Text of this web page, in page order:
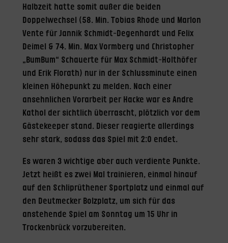
Halbzeit hatte somit außer die beiden
Doppelwechsel (58. Min. Tobias Rhode und Marlon
Vente für Jannik Schmidt-Degenhardt und Felix
Deimel & 74. Min. Max Vormberg und Christopher
„BumBum“ Schauerte für Max Schmidt-Holthöfer
und Erik Florath) nur in der Schlussminute einen
kleinen Höhepunkt zu melden. Nach einer
ansehnlichen Vorarbeit per Hacke war es Andre
Kathol der sichtlich überrascht, plötzlich vor dem
Gästekeeper stand. Dieser reagierte allerdings
sehr stark, sodass das Spiel mit 2:0 endet.
Es waren 3 wichtige aber auch verdiente Punkte.
Jetzt heißt es zwei Mal trainieren, einmal hinauf
auf den Schliprüthener Sportplatz und einmal auf
den Deutmecker Bolzplatz, um sich für das
anstehende Spiel am Sonntag um 15 Uhr in
Trockenbrück vorzubereiten.